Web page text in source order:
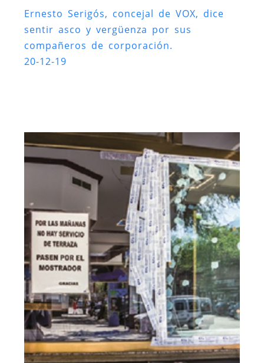
Ernesto Serigós, concejal de VOX, dice
sentir asco y vergüenza por sus
compañeros de corporación.
20-12-19